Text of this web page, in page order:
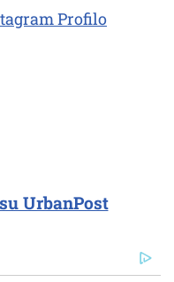
Profilo
UrbanPost